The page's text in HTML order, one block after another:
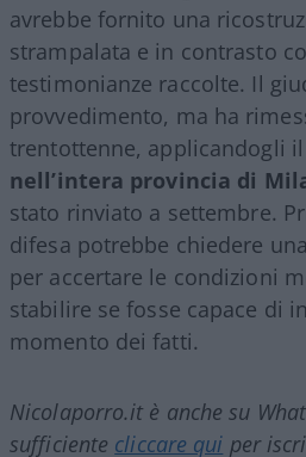
avrebbe fornito una
strampalata e in contrasto
testimonianze raccolte. Il
provvedimento, ma ha
trentottenne, applicandogli il
nell’intera provincia di
stato rinviato a settembre.
difesa potrebbe chiedere una
per accertare le condizioni
stabilire se fosse capace di
momento dei fatti.
Nicolaporro.it è anche su
sufficiente cliccare qui per